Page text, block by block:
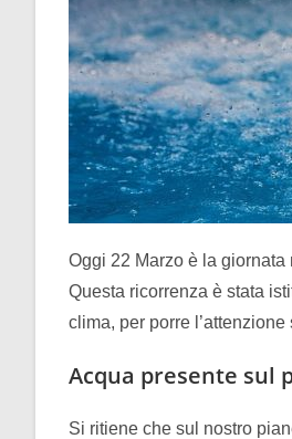
Oggi 22 Marzo è la giornata
Questa ricorrenza è stata
clima, per porre
Acqua presente sul
Si ritiene che sul nostro